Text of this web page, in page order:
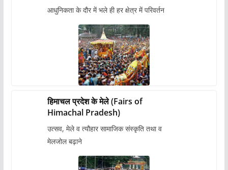
आधुनिकता के दौर में भले ही हर क्षेत्र में परिवर्तन
हिमाचल प्रदेश के मेले (Fairs of
Himachal Pradesh)
उत्सव, मेले व त्यौहार सामाजिक संस्कृति तथा व
मेलजोल बढ़ाने